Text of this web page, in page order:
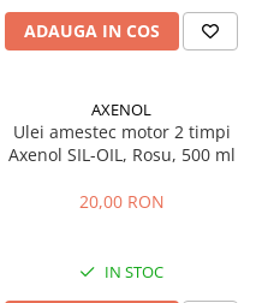
ADAUGA IN COS
AXENOL
Ulei amestec motor 2 timpi
Axenol SIL-OIL, Rosu, 500 ml
20,00 RON
IN STOC